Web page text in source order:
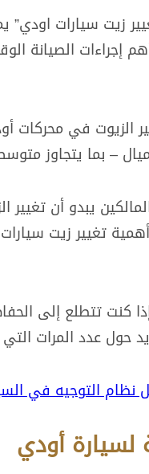
زيت سيارات اودي”
إجراءات
– بما يتجاوز
يبدو أن
تغيير زيت
كنت تتطلع إلى
حول عدد المرات
التوجيه في
أودي